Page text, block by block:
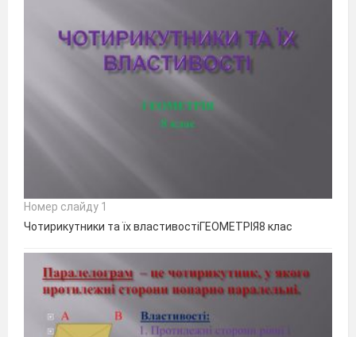
Номер слайду 1
Чотирикутники та їх властивостіГЕОМЕТРІЯ8 клас